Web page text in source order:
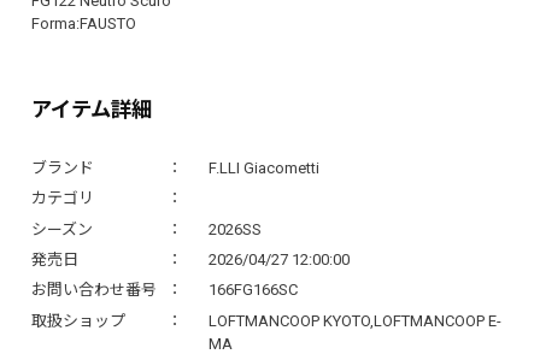
アイテム詳細
ブランド
F.LLI Giacometti
カテゴリ
シーズン
2026SS
発売日
2026/04/27 12:00:00
お問い合わせ番号
166FG166SC
取扱ショップ
LOFTMANCOOP KYOTO,LOFTMANCOOP E-
MA
Forma:FAUSTO